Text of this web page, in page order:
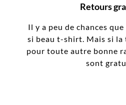
Retours
Il y a peu de chances
si beau t-shirt. Mais si la
pour toute autre bonne
sont